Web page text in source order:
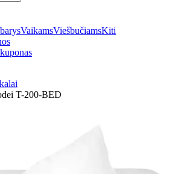
VaikamsViešbučiamsKiti
T-200-BED